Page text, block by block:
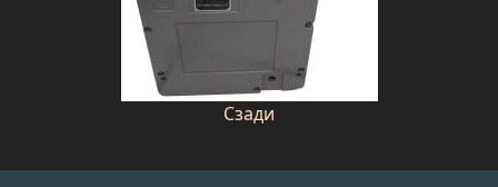
Сзади